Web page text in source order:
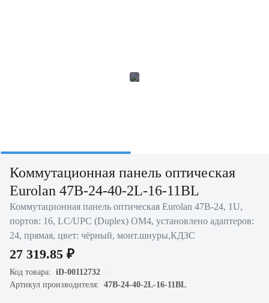
Коммутационная панель оптическая
Eurolan 47B-24-40-2L-16-11BL
Коммутационная панель оптическая Eurolan 47B-24, 1U,
портов: 16, LC/UPC (Duplex) OM4, установлено адаптеров:
24, прямая, цвет: чёрный, монт.шнуры,КДЗС
27 319.85 ₽
Код товара: iD-00112732
Артикул производителя: 47B-24-40-2L-16-11BL